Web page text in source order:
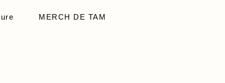
MERCH DE TAM